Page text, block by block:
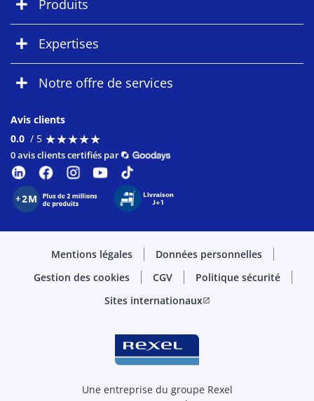
Produits
Expertises
Notre offre de services
Avis clients
0.0 / 5 ★★★★★
★★★★★
0 avis clients certifiés par
Mentions légales
Données personnelles
Gestion des cookies
CGV
Politique sécurité
Sites internationauxopen_in_new
Une entreprise du groupe Rexel